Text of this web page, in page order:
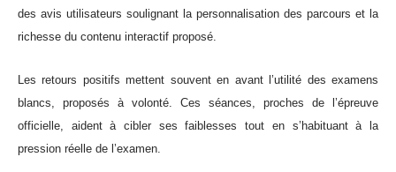
des avis utilisateurs soulignant la personnalisation des parcours et la
richesse du contenu interactif proposé.
Les retours positifs mettent souvent en avant l’utilité des examens
blancs, proposés à volonté. Ces séances, proches de l’épreuve
officielle, aident à cibler ses faiblesses tout en s’habituant à la
pression réelle de l’examen.